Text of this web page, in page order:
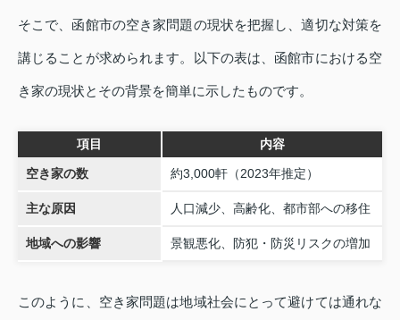
そこで、函館市の空き家問題の現状を把握し、適切な対策を
講じることが求められます。以下の表は、函館市における空
き家の現状とその背景を簡単に示したものです。
項目 内容
空き家の数 約3,000軒（2023年推定）
主な原因 人口減少、高齢化、都市部への移住
地域への影響 景観悪化、防犯・防災リスクの増加
このように、空き家問題は地域社会にとって避けては通れな